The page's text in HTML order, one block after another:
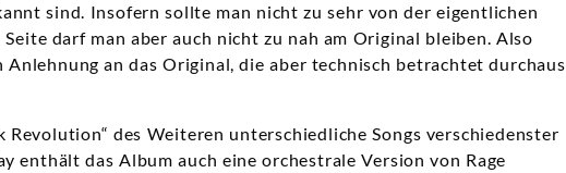
sind. Insofern sollte man nicht zu sehr von der eigentlichen
darf man aber auch nicht zu nah am Original bleiben. Also
an das Original, die aber technisch betrachtet durchaus
des Weiteren unterschiedliche Songs verschiedenster
enthält das Album auch eine orchestrale Version von Rage